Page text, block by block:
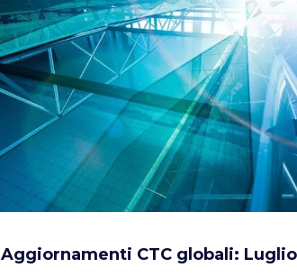
Aggiornamenti CTC globali: